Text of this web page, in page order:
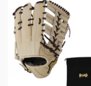
球
ロ
ブ
ブ
ラ